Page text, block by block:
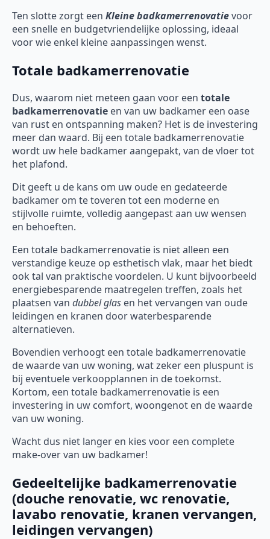
Ten slotte zorgt een Kleine badkamerrenovatievoor
een snelle en budgetvriendelijke oplossing, ideaal
voor wie enkel kleine aanpassingen wenst.
Totale badkamerrenovatie
Dus, waarom niet meteen gaan voor een totale
badkamerrenovatie en van uw badkamer een oase
van rust en ontspanning maken? Het is de investering
meer dan waard. Bij een totale badkamerrenovatie
wordt uw hele badkamer aangepakt, van de vloer tot
het plafond.
Dit geeft u de kans om uw oude en gedateerde
badkamer om te toveren tot een moderne en
stijlvolle ruimte, volledig aangepast aan uw wensen
en behoeften.
Een totale badkamerrenovatie is niet alleen een
verstandige keuze op esthetisch vlak, maar het biedt
ook tal van praktische voordelen. U kunt bijvoorbeeld
energiebesparende maatregelen treffen, zoals het
plaatsen van dubbel glas en het vervangen van oude
leidingen en kranen door waterbesparende
alternatieven.
Bovendien verhoogt een totale badkamerrenovatie
de waarde van uw woning, wat zeker een pluspunt is
bij eventuele verkoopplannen in de toekomst.
Kortom, een totale badkamerrenovatie is een
investering in uw comfort, woongenot en de waarde
van uw woning.
Wacht dus niet langer en kies voor een complete
make-over van uw badkamer!
Gedeeltelijke badkamerrenovatie
(douche renovatie, wc renovatie,
lavabo renovatie, kranen vervangen,
leidingen vervangen)